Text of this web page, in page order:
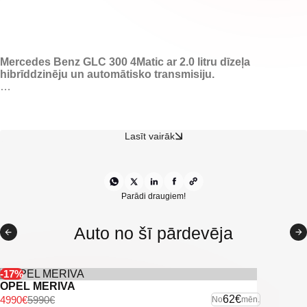
Mercedes Benz GLC 300 4Matic ar 2.0 litru dīzeļa
hibrīddzinēju un automātisko transmisiju.
-Automātiskās LED dienas gaismas.
-Navigācija.
-Braukšanas līniju asistents.
-Vieglmetāla AMG diski ar labām riepām.
-Priekšējie un aizmugurējie parkošanās sensori.
-Atpakaļskata kamera.
Lasīt vairāk
Parādi draugiem!
Auto no šī pārdevēja
-17%
OPEL MERIVA
No62€mēn.
5990€
4990€